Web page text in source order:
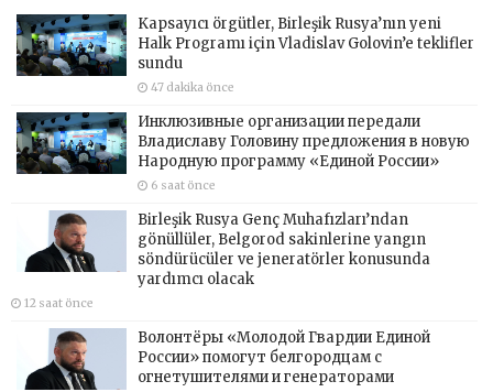
Kapsayıcı örgütler, Birleşik Rusya’nın yeni
Halk Programı için Vladislav Golovin’e teklifler
sundu
47 dakika önce
Инклюзивные организации передали
Владиславу Головину предложения в новую
Народную программу «Единой России»
6 saat önce
Birleşik Rusya Genç Muhafızları’ndan
gönüllüler, Belgorod sakinlerine yangın
söndürücüler ve jeneratörler konusunda
yardımcı olacak
12 saat önce
Волонтёры «Молодой Гвардии Единой
России» помогут белгородцам с
огнетушителями и генераторами